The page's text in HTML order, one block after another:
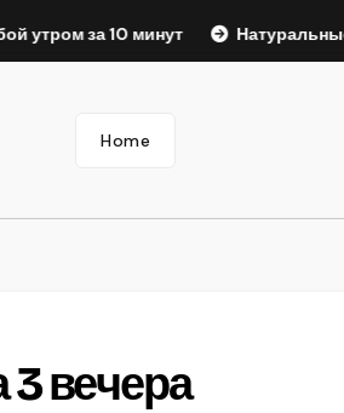
10 минут Натуральные масла
Home
3 вечера